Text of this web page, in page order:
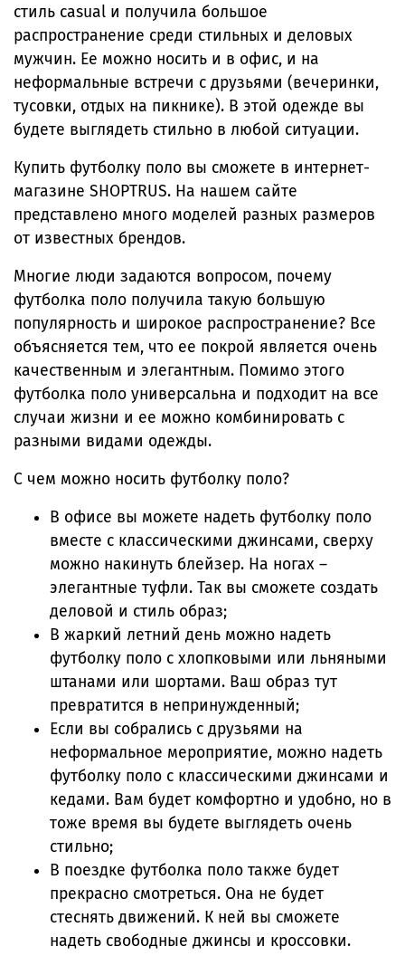
стиль casual и получила большое
распространение среди стильных и деловых
мужчин. Ее можно носить и в офис, и на
неформальные встречи с друзьями (вечеринки,
тусовки, отдых на пикнике). В этой одежде вы
будете выглядеть стильно в любой ситуации.
Купить футболку поло вы сможете в интернет-
магазине SHOPTRUS. На нашем сайте
представлено много моделей разных размеров
от известных брендов.
Многие люди задаются вопросом, почему
футболка поло получила такую большую
популярность и широкое распространение? Все
объясняется тем, что ее покрой является очень
качественным и элегантным. Помимо этого
футболка поло универсальна и подходит на все
случаи жизни и ее можно комбинировать с
разными видами одежды.
С чем можно носить футболку поло?
В офисе вы можете надеть футболку поло
вместе с классическими джинсами, сверху
можно накинуть блейзер. На ногах –
элегантные туфли. Так вы сможете создать
деловой и стиль образ;
В жаркий летний день можно надеть
футболку поло с хлопковыми или льняными
штанами или шортами. Ваш образ тут
превратится в непринужденный;
Если вы собрались с друзьями на
неформальное мероприятие, можно надеть
футболку поло с классическими джинсами и
кедами. Вам будет комфортно и удобно, но в
тоже время вы будете выглядеть очень
стильно;
В поездке футболка поло также будет
прекрасно смотреться. Она не будет
стеснять движений. К ней вы сможете
надеть свободные джинсы и кроссовки.